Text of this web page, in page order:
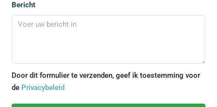
Bericht
Door dit formulier te verzenden, geef ik toestemming voor
de Privacybeleid